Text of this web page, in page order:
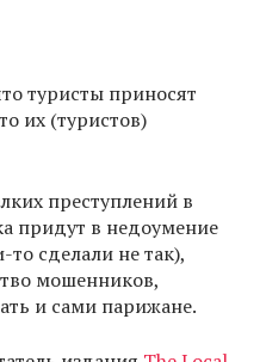
туристы приносят
их (туристов)
преступлений в
придут в недоумение
то сделали не так),
мошенников,
и сами парижане.